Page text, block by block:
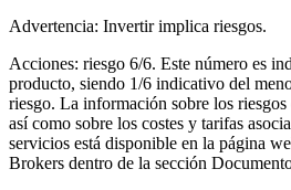
Advertencia: Invertir implica riesgos.
Acciones: riesgo 6/6. Este número es
producto, siendo 1/6 indicativo del
riesgo. La información sobre los
así como sobre los costes y tarifas
servicios está disponible en la página
Brokers dentro de la sección